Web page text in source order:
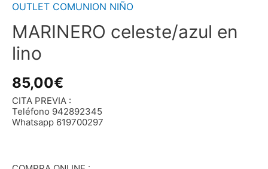
OUTLET COMUNION NIÑO
MARINERO celeste/azul en
lino
85,00€
CITA PREVIA :
Teléfono 942892345
Whatsapp 619700297